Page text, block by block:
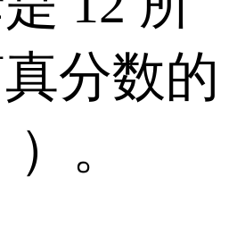
分数的
。